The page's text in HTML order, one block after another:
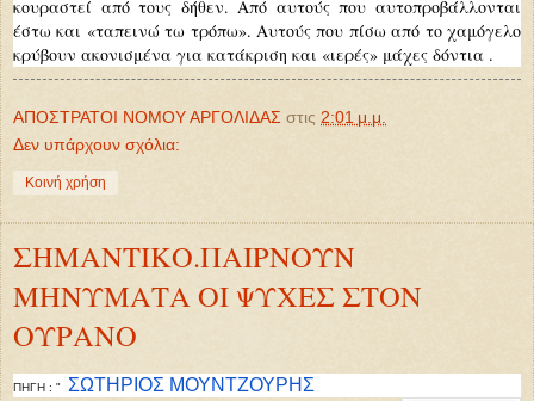
κουραστεί από τους δήθεν. Από αυτούς που αυτοπροβάλλονται
έστω και «ταπεινώ τω τρόπω». Αυτούς που πίσω από το χαμόγελο
κρύβουν ακονισμένα για κατάκριση και «ιερές» μάχες δόντια .
ΑΠΟΣΤΡΑΤΟΙ ΝΟΜΟΥ ΑΡΓΟΛΙΔΑΣ στις 2:01 μ.μ.
Δεν υπάρχουν σχόλια:
Κοινή χρήση
ΣΗΜΑΝΤΙΚΟ.ΠΑΙΡΝΟΥΝ
ΜΗΝΥΜΑΤΑ ΟΙ ΨΥΧΕΣ ΣΤΟΝ
ΟΥΡΑΝΟ
ΠΗΓΗ : " ΣΩΤΗΡΙΟΣ ΜΟΥΝΤΖΟΥΡΗΣ